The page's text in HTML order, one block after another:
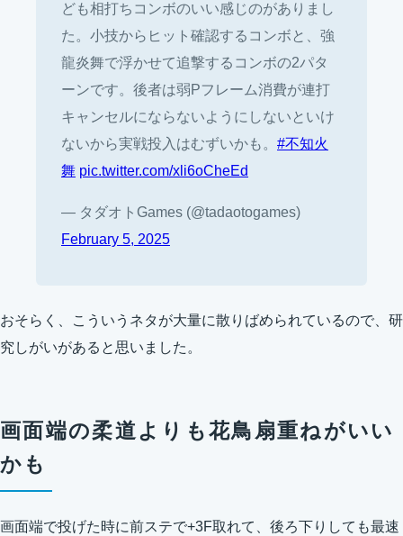
ども相打ちコンボのいい感じのがありまし
た。小技からヒット確認するコンボと、強
龍炎舞で浮かせて追撃するコンボの2パタ
ーンです。後者は弱Pフレーム消費が連打
キャンセルにならないようにしないといけ
ないから実戦投入はむずいかも。 #不知火
舞 pic.twitter.com/xli6oCheEd
— タダオトGames (@tadaotogames)
February 5, 2025
おそらく、こういうネタが大量に散りばめられているので、研
究しがいがあると思いました。
画面端の柔道よりも花鳥扇重ねがいい
かも
画面端で投げた時に前ステで+3F取れて、後ろ下りしても最速